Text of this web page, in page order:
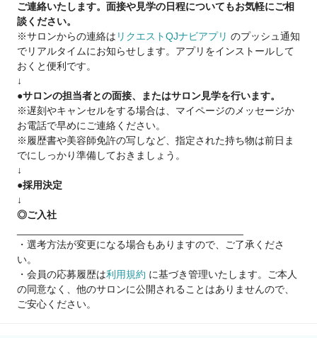
ご連絡いたします。面接や見学の日程についてもお気軽にご相
談ください。
※サロンからの連絡は リクエストQJナビアプリ のプッシュ通知
でリアルタイムにお知らせします。アプリをインストールして
おくと便利です。
↓
●サロンの担当者との面接、またはサロン見学を行います。
※遅刻やキャンセルをする場合は、マイページのメッセージか
お電話で早めにご連絡ください。
※履歴書や美容師免許の写しなど、指定された持ち物は前日ま
でにしっかり準備しておきましょう。
↓
●採用決定
↓
◎ご入社
・選考方法が変更になる場合もありますので、ご了承くださ
い。
・会員の応募履歴は利用規約 に基づき管理いたします。ご本人
の同意なく、他のサロンに公開されることはありませんので、
ご安心ください。